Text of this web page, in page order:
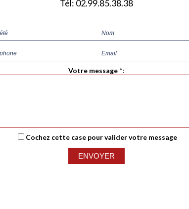
Tél: 02.99.85.38.38
Votre message *:
Cochez cette case pour valider votre message